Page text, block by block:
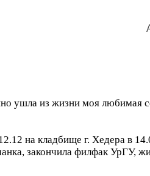
ушла из жизни моя
на кладбище г. Хедера в
закончила филфак УрГУ,